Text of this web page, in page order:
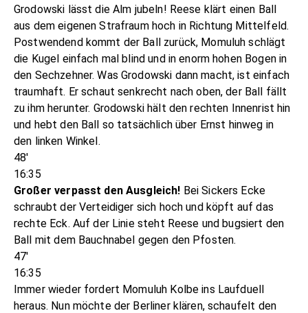
Grodowski lässt die Alm jubeln! Reese klärt einen Ball
aus dem eigenen Strafraum hoch in Richtung Mittelfeld.
Postwendend kommt der Ball zurück, Momuluh schlägt
die Kugel einfach mal blind und in enorm hohen Bogen in
den Sechzehner. Was Grodowski dann macht, ist einfach
traumhaft. Er schaut senkrecht nach oben, der Ball fällt
zu ihm herunter. Grodowski hält den rechten Innenrist hin
und hebt den Ball so tatsächlich über Ernst hinweg in
den linken Winkel.
48'
16:35
Großer verpasst den Ausgleich! Bei Sickers Ecke
schraubt der Verteidiger sich hoch und köpft auf das
rechte Eck. Auf der Linie steht Reese und bugsiert den
Ball mit dem Bauchnabel gegen den Pfosten.
47'
16:35
Immer wieder fordert Momuluh Kolbe ins Laufduell
heraus. Nun möchte der Berliner klären, schaufelt den